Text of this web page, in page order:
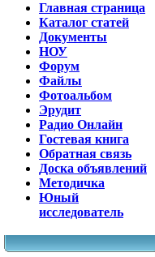
Главная страница
Каталог статей
Документы
НОУ
Форум
Файлы
Фотоальбом
Эрудит
Радио Онлайн
Гостевая книга
Обратная связь
Доска объявлений
Методичка
Юный
исследователь